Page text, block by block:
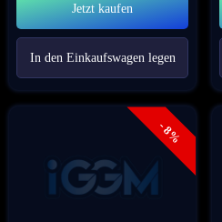
Jetzt kaufen
In den Einkaufswagen legen
- 8%